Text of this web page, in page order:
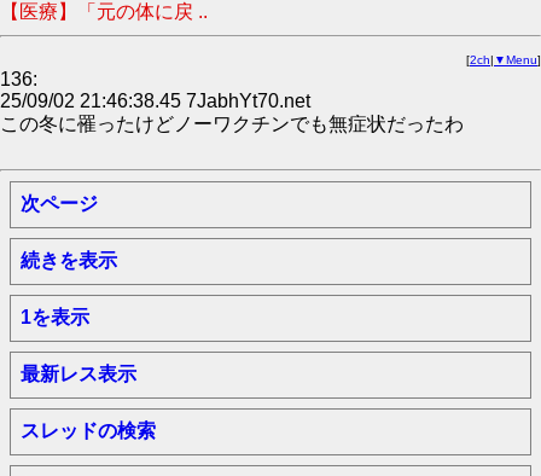
【医療】「元の体に戻 ..
[2ch| ▼Menu]
136:
25/09/02 21:46:38.45 7JabhYt70.net
この冬に罹ったけどノーワクチンでも無症状だったわ
次ページ
続きを表示
1を表示
最新レス表示
スレッドの検索